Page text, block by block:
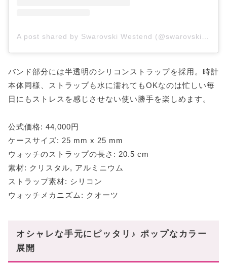
バンド部分には半透明のシリコンストラップを採用。時計
本体同様、ストラップも水に濡れてもOKなのは忙しい毎
日にもストレスを感じさせない使い勝手を楽しめます。
公式価格: 44,000円
ケースサイズ: 25 mm x 25 mm
ウォッチのストラップの長さ: 20.5 cm
素材: クリスタル, アルミニウム
ストラップ素材: シリコン
ウォッチメカニズム: クオーツ
オシャレな手元にピッタリ♪ ポップなカラー
展開